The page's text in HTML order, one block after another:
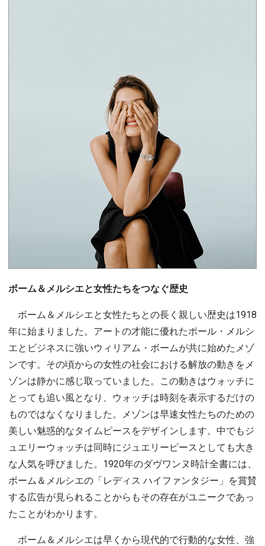
ボーム＆メルシエと女性たちをつなぐ歴史
ボーム＆メルシエと女性たちとの長く親しい歴史は1918
年に始まりました。アートの才能に優れたポール・メルシ
エとビジネスに強いウィリアム・ボームが共に始めたメゾ
ンです。その頃からの女性の社会における解放の動きをメ
ゾンは静かに感じ取っていました。この動きはウォッチに
とっても追い風となり、ウォッチは時刻を表示するだけの
ものではなくなりました。メゾンは早速女性たちのための
美しい魅惑的なタイムピースをデザインします。中でもジ
ュエリーウォッチは同時にジュエリーピースとしても大き
な人気を呼びました。1920年のダヴワンヌ時計全書には、
ボーム＆メルシエの「レディス ハイファンタジー」を賞賛
する広告が見られることからもその存在がユニークであっ
たことがわかります。
ボーム＆メルシエは早くから現代的で行動的な女性、強